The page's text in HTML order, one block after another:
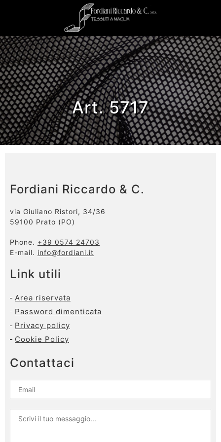
Art. 5717
Fordiani Riccardo & C.
via Giuliano Ristori, 34/36
59100 Prato (PO)
Phone. +39 0574 24703
E-mail. info@fordiani.it
Link utili
Area riservata
Password dimenticata
Privacy policy
Cookie Policy
Contattaci